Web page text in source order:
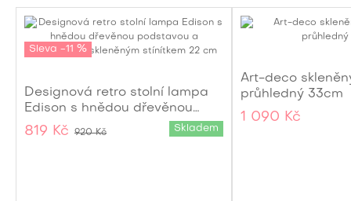
Sleva -11 %
Designová retro stolní lampa
Edison s hnědou dřevěnou
podstavou a průhledným
skleněným stínítkem 22 cm
819 Kč 920 Kč Skladem
Art-deco
průhledný 33cm
1 090 Kč